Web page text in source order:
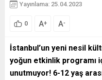
Yayınlama: 25.04.2023
0 A+ A-
İstanbul’un yeni nesil
yoğun etkinlik programı
unutmuyor! 6-12 yaş